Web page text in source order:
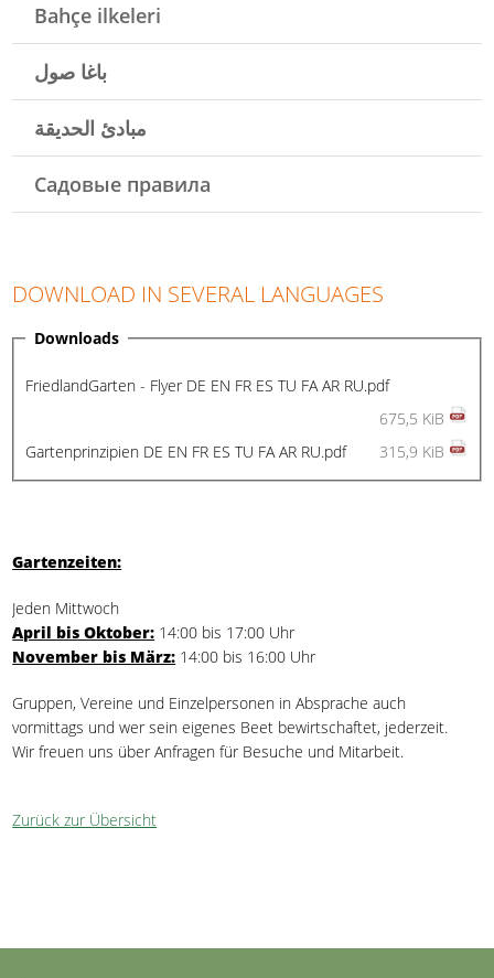
Bahçe ilkeleri
باغا صول
مبادئ الحديقة
Садовые правила
DOWNLOAD IN SEVERAL LANGUAGES
Downloads
FriedlandGarten - Flyer DE EN FR ES TU FA AR RU.pdf
675,5 KiB
Gartenprinzipien DE EN FR ES TU FA AR RU.pdf
315,9 KiB
Gartenzeiten:
Jeden Mittwoch
April bis Oktober: 14:00 bis 17:00 Uhr
November bis März: 14:00 bis 16:00 Uhr
Gruppen, Vereine und Einzelpersonen in Absprache auch
vormittags und wer sein eigenes Beet bewirtschaftet, jederzeit.
Wir freuen uns über Anfragen für Besuche und Mitarbeit.
Zurück zur Übersicht